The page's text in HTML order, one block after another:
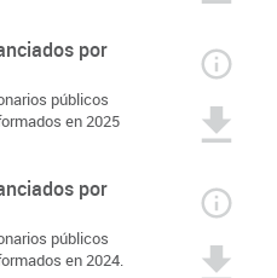
por
públicos
en 2025
por
públicos
en 2024.